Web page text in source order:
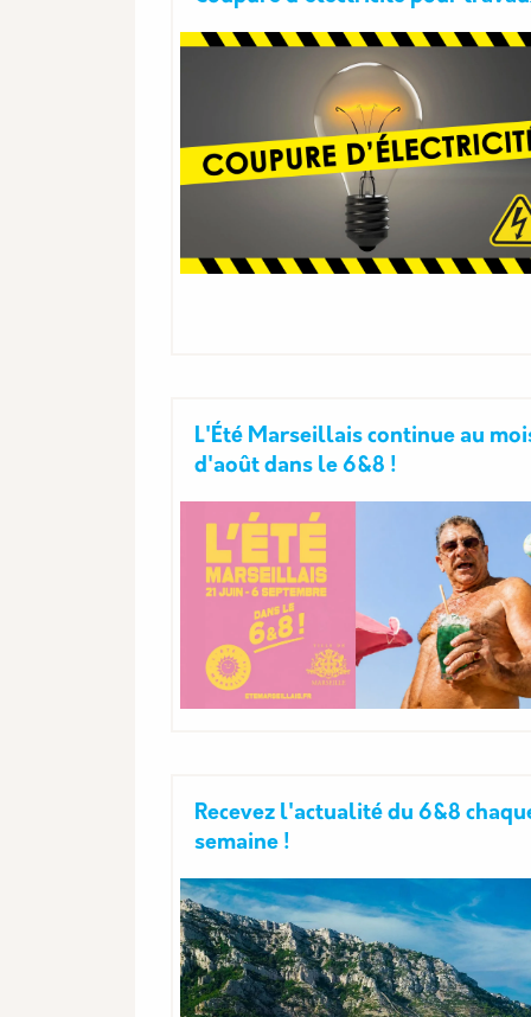
L'Été Marseillais continue au
d'août dans le 6&8 !
Recevez l'actualité du 6&8
semaine !